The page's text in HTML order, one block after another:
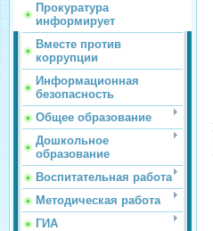
Прокуратура
информирует
Вместе против
коррупции
Информационная
безопасность
Общее образование
Дошкольное
образование
Воспитательная работа
Методическая работа
ГИА